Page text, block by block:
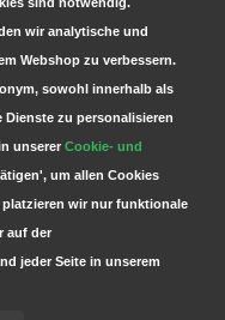
wir analytische und
Webshop zu verbessern.
sowohl innerhalb als
Dienste zu personalisieren
unserer Cookie- und
um allen Cookies
wir nur funktionale
auf der
jeder Seite in unserem